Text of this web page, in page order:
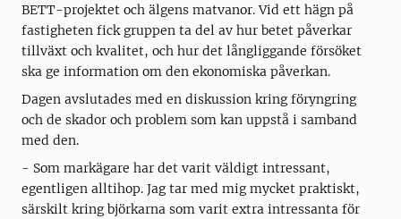
BETT-projektet och älgens matvanor. Vid ett hägn på
fastigheten fick gruppen ta del av hur betet påverkar
tillväxt och kvalitet, och hur det långliggande försöket
ska ge information om den ekonomiska påverkan.
Dagen avslutades med en diskussion kring föryngring
och de skador och problem som kan uppstå i samband
med den.
- Som markägare har det varit väldigt intressant,
egentligen alltihop. Jag tar med mig mycket praktiskt,
särskilt kring björkarna som varit extra intressanta för